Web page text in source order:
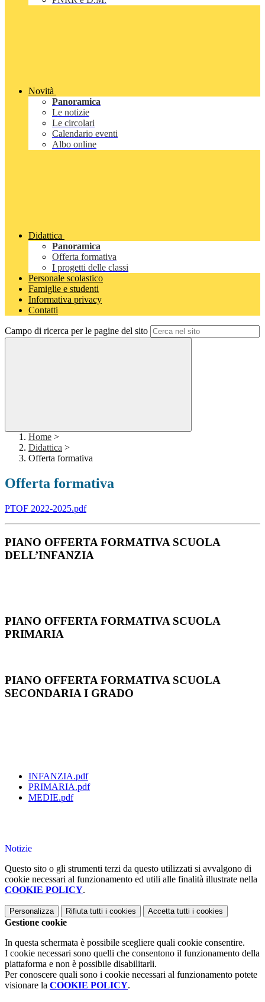
Novità
Panoramica
Le notizie
Le circolari
Calendario eventi
Albo online
Didattica
Panoramica
Offerta formativa
I progetti delle classi
Personale scolastico
Famiglie e studenti
Informativa privacy
Contatti
Campo di ricerca per le pagine del sito
Home >
Didattica >
Offerta formativa
Offerta formativa
PTOF 2022-2025.pdf
PIANO OFFERTA FORMATIVA SCUOLA
DELL’INFANZIA
PIANO OFFERTA FORMATIVA SCUOLA
PRIMARIA
PIANO OFFERTA FORMATIVA SCUOLA
SECONDARIA I GRADO
INFANZIA.pdf
PRIMARIA.pdf
MEDIE.pdf
Notizie
Questo sito o gli strumenti terzi da questo utilizzati si avvalgono di
cookie necessari al funzionamento ed utili alle finalità illustrate nella
COOKIE POLICY.
Personalizza Rifiuta tutti i cookies Accetta tutti i cookies
Gestione cookie
In questa schermata è possibile scegliere quali cookie consentire.
I cookie necessari sono quelli che consentono il funzionamento della
piattaforma e non è possibile disabilitarli.
Per conoscere quali sono i cookie necessari al funzionamento potete
visionare la COOKIE POLICY.